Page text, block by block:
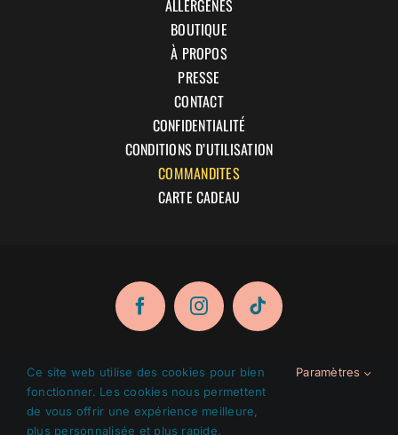
ALLERGÈNES
BOUTIQUE
À PROPOS
PRESSE
CONTACT
CONFIDENTIALITÉ
CONDITIONS D’UTILISATION
COMMANDITES
CARTE CADEAU
© 2026 Les Franchises Jack le Coq inc. Tous droits
réservés.
Ce site web utilise des cookies pour bien
fonctionner. Les cookies nous permettent
de vous offrir une expérience meilleure,
plus personnalisée et plus rapide.
Paramètres